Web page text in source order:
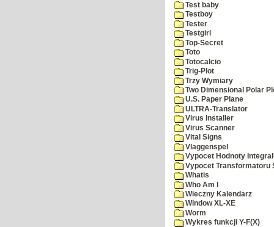
Test baby
Testboy
Tester
Testgirl
Top-Secret
Toto
Totocalcio
Trig-Plot
Trzy Wymiary
Two Dimensional Polar
U.S. Paper Plane
ULTRA-Translator
Virus Installer
Virus Scanner
Vital Signs
Vlaggenspel
Vypocet Hodnoty
Vypocet Transformatoru
Whatis
Who Am I
Wieczny Kalendarz
Window XL-XE
Worm
Wykres funkcji Y-F(X)